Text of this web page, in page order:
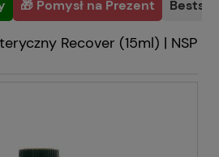
🎁 Pomysł na Prezent
Recover (15ml) | NSP